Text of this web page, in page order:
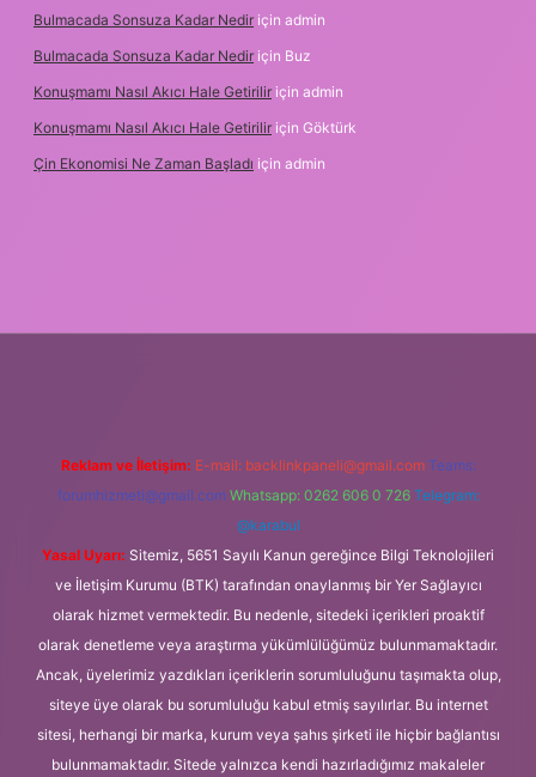
Bulmacada Sonsuza Kadar Nedir için admin
Bulmacada Sonsuza Kadar Nedir için Buz
Konuşmamı Nasıl Akıcı Hale Getirilir için admin
Konuşmamı Nasıl Akıcı Hale Getirilir için Göktürk
Çin Ekonomisi Ne Zaman Başladı için admin
Reklam ve İletişim: E-mail: backlinkpaneli@gmail.com Teams:
forumhizmeti@gmail.com Whatsapp: 0262 606 0 726 Telegram:
@karabul
Yasal Uyarı: Sitemiz, 5651 Sayılı Kanun gereğince Bilgi Teknolojileri
ve İletişim Kurumu (BTK) tarafından onaylanmış bir Yer Sağlayıcı
olarak hizmet vermektedir. Bu nedenle, sitedeki içerikleri proaktif
olarak denetleme veya araştırma yükümlülüğümüz bulunmamaktadır.
Ancak, üyelerimiz yazdıkları içeriklerin sorumluluğunu taşımakta olup,
siteye üye olarak bu sorumluluğu kabul etmiş sayılırlar. Bu internet
sitesi, herhangi bir marka, kurum veya şahıs şirketi ile hiçbir bağlantısı
bulunmamaktadır. Sitede yalnızca kendi hazırladığımız makaleler